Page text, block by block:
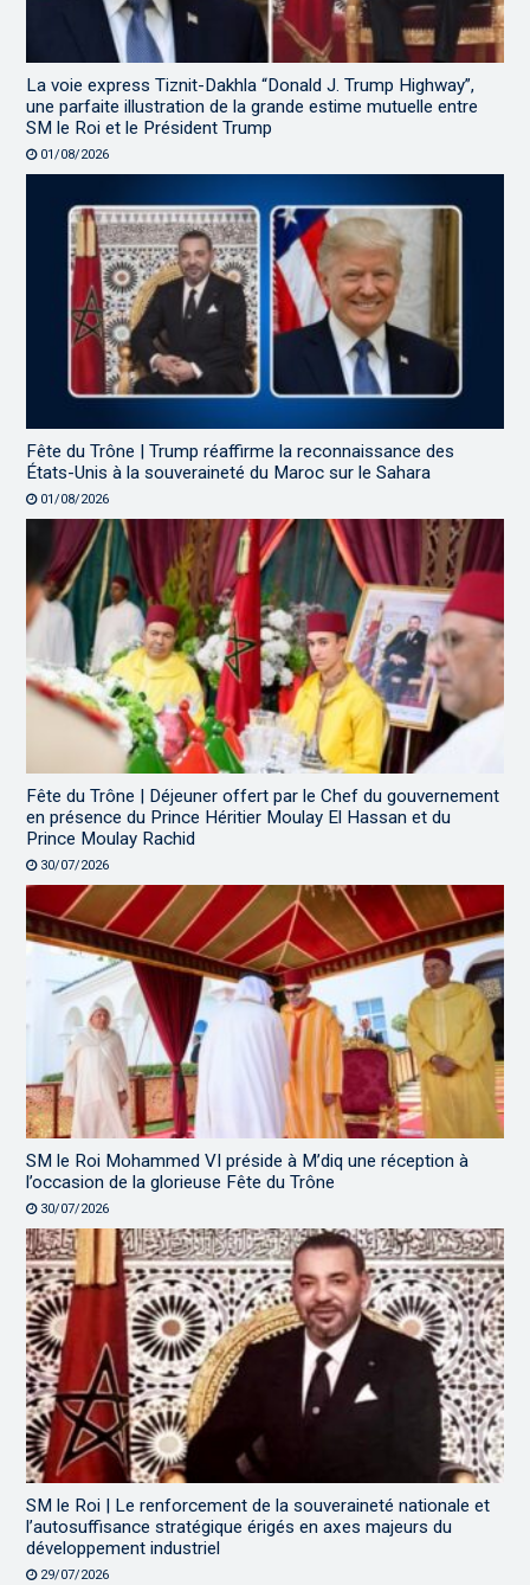
La voie express Tiznit-Dakhla “Donald J. Trump Highway”,
une parfaite illustration de la grande estime mutuelle entre
SM le Roi et le Président Trump
01/08/2026
Fête du Trône | Trump réaffirme la reconnaissance des
États-Unis à la souveraineté du Maroc sur le Sahara
01/08/2026
Fête du Trône | Déjeuner offert par le Chef du gouvernement
en présence du Prince Héritier Moulay El Hassan et du
Prince Moulay Rachid
30/07/2026
SM le Roi Mohammed VI préside à M’diq une réception à
l’occasion de la glorieuse Fête du Trône
30/07/2026
SM le Roi | Le renforcement de la souveraineté nationale et
l’autosuffisance stratégique érigés en axes majeurs du
développement industriel
29/07/2026